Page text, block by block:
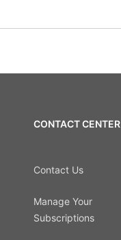
CONTACT CENTER
Contact Us
Manage Your
Subscriptions